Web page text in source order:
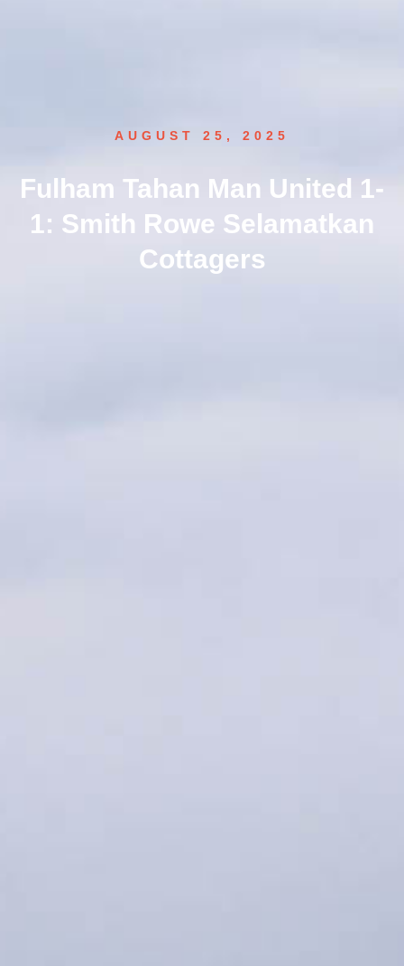
AUGUST 25, 2025
Fulham Tahan Man United 1-
1: Smith Rowe Selamatkan
Cottagers